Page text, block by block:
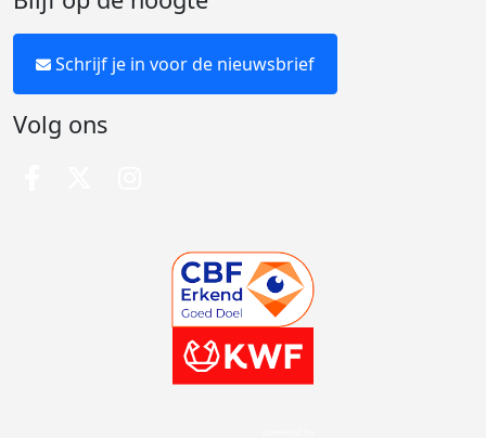
Schrijf je in voor de nieuwsbrief
Volg ons